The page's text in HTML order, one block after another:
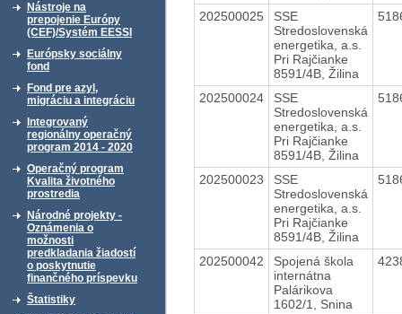
Nástroje na
prepojenie Európy
(CEF)/Systém EESSI
Európsky sociálny
fond
Fond pre azyl,
migráciu a integráciu
Integrovaný
regionálny operačný
program 2014 - 2020
Operačný program
Kvalita životného
prostredia
Národné projekty -
Oznámenia o
možnosti
predkladania žiadostí
o poskytnutie
finančného príspevku
Štatistiky
202500025
SSE
Stredoslovenská
energetika, a.s.
Pri Rajčianke
8591/4B, Žilina
202500024
SSE
Stredoslovenská
energetika, a.s.
Pri Rajčianke
8591/4B, Žilina
202500023
SSE
Stredoslovenská
energetika, a.s.
Pri Rajčianke
8591/4B, Žilina
202500042
Spojená škola
internátna
Palárikova
1602/1, Snina